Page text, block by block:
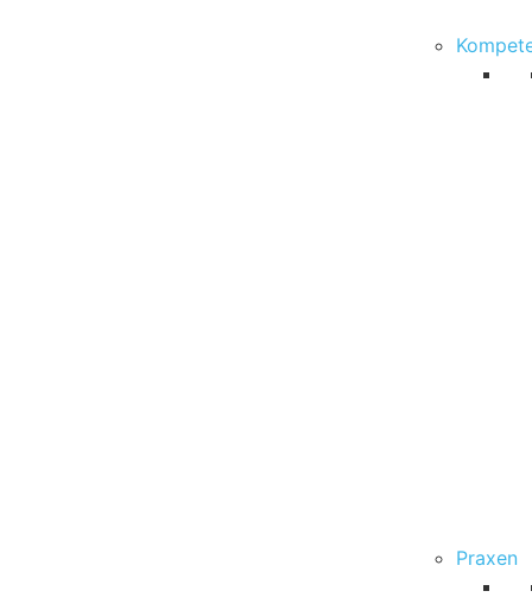
Praxen